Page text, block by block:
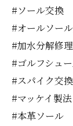
#ソール交換
#オールソー
#加水分解修理
#ゴルフシュ
#スパイク交換
#マッケイ製法
#本革ソール